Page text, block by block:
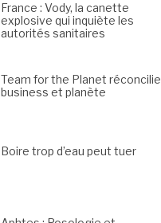
France : Vody, la canette
explosive qui inquiète les
autorités sanitaires
Team for the Planet réconcilie
business et planète
Boire trop d’eau peut tuer